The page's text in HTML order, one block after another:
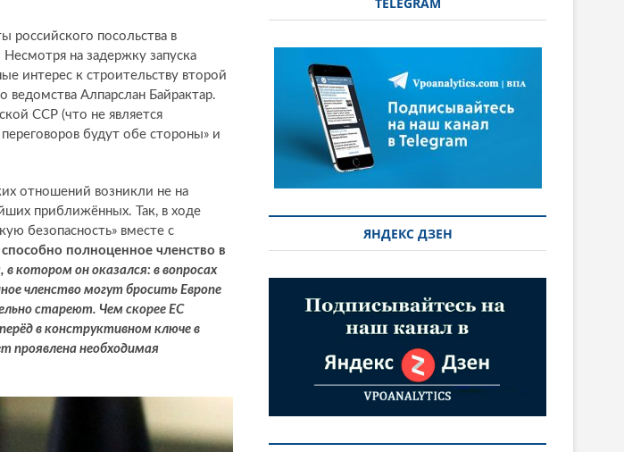
российского посольства в
на задержку запуска
интерес к строительству второй
ведомства Алпарслан Байрактар.
ССР (что не является
будут обе стороны» и
отношений возникли не на
приближённых. Так, в ходе
безопасность» вместе с
полноценное членство в
котором он оказался: в вопросах
членство могут бросить Европе
стареют. Чем скорее ЕС
в конструктивном ключе в
проявлена необходимая
ЯНДЕКС ДЗЕН